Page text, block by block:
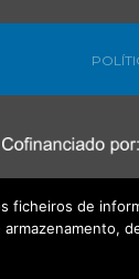
ficheiros de
armazenamento,